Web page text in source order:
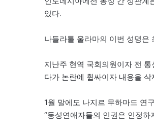
있다.
나들라툴 울라마의 이번 성명은
지난주 현역 국회의원이자 전
다가 논란에 휩싸이자 내용을 삭
1월 말에도 나지르 무하마드 연
“동성연애자들의 인권은 인정